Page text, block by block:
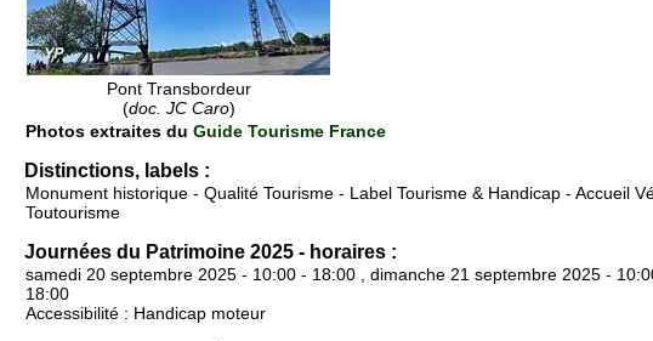
Pont Transbordeur
(doc. JC Caro)
Photos extraites du Guide Tourisme France
Distinctions, labels :
Monument historique - Qualité Tourisme - Label Tourisme & Handicap - Accueil
Toutourisme
Journées du Patrimoine 2025 - horaires :
samedi 20 septembre 2025 - 10:00 - 18:00 , dimanche 21 septembre 2025 -
18:00
Accessibilité : Handicap moteur